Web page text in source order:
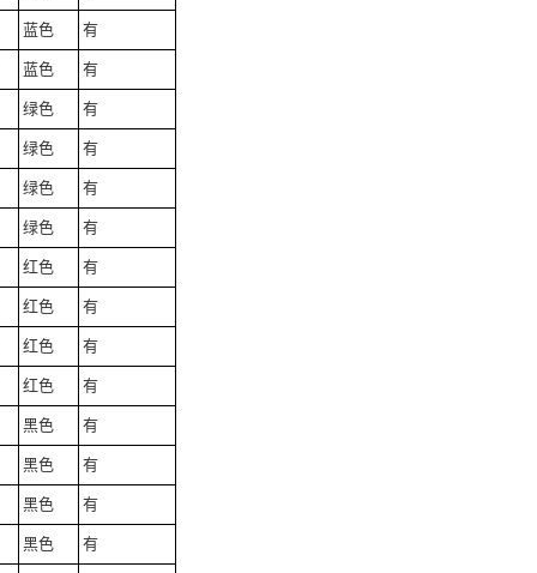
蓝色 有
蓝色 有
绿色 有
绿色 有
绿色 有
绿色 有
红色 有
红色 有
红色 有
红色 有
黑色 有
黑色 有
黑色 有
黑色 有